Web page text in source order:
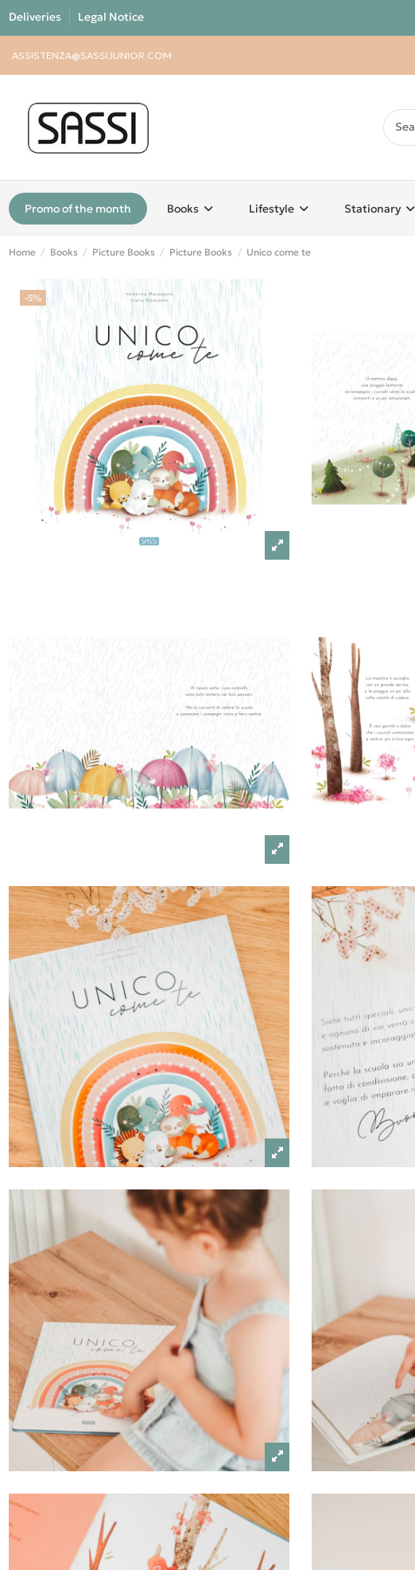
Deliveries Legal Notice
ASSISTENZA@SASSIJUNIOR.COM
Promo of the month Books Lifestyle Stationary
Home Books Picture Books Picture Books Unico come te
-5%